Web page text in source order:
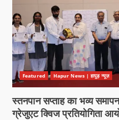
Featured Hapur News | हापुड़ न्यूज़
स्तनपान सप्ताह का भव्य
ग्रेजुएट क्विज प्रतियोगिता